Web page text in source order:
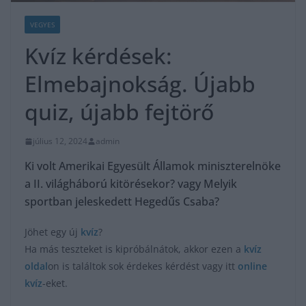
VEGYES
Kvíz kérdések:
Elmebajnokság. Újabb
quiz, újabb fejtörő
július 12, 2024 admin
Ki volt Amerikai Egyesült Államok miniszterelnöke
a II. világháború kitörésekor? vagy Melyik
sportban jeleskedett Hegedűs Csaba?
Jöhet egy új kvíz?
Ha más teszteket is kipróbálnátok, akkor ezen a kvíz
oldalon is találtok sok érdekes kérdést vagy itt online
kvíz-eket.